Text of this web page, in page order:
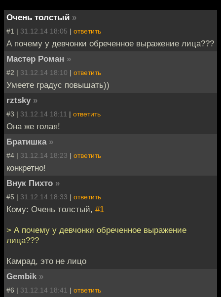
Очень толстый »
#1 | 31.12.14 18:05 | ответить
А почему у девчонки обреченное выражение лица???
Мастер Роман »
#2 | 31.12.14 18:10 | ответить
Умеете градус повышать))
rztsky »
#3 | 31.12.14 18:11 | ответить
Она же голая!
Братишка »
#4 | 31.12.14 18:23 | ответить
конкретно!
Внук Пихто »
#5 | 31.12.14 18:33 | ответить
Кому: Очень толстый, #1
> А почему у девчонки обреченное выражение
лица???
Камрад, это не лицо
Gembik »
#6 | 31.12.14 18:41 | ответить